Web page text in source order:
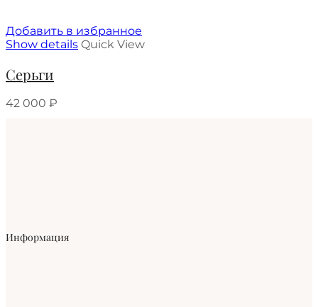
Добавить в избранное
Show details Quick View
Серьги
42 000 ₽
Информация